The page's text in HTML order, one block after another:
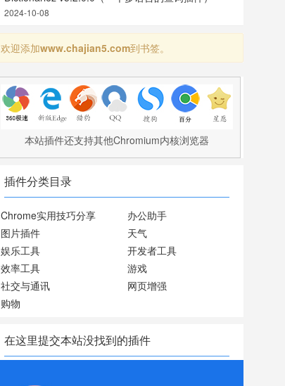
2024-10-08
欢迎添加www.chajian5.com到书签。
本站插件还支持其他Chromium内核浏览器
插件分类目录
Chrome实用技巧分享
办公助手
图片插件
天气
娱乐工具
开发者工具
效率工具
游戏
社交与通讯
网页增强
购物
在这里提交本站没找到的插件